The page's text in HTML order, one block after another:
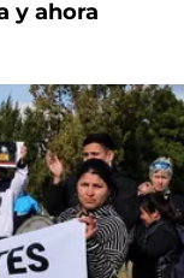
y ahora